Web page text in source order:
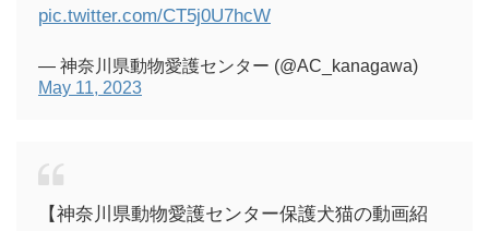
pic.twitter.com/CT5j0U7hcW
— 神奈川県動物愛護センター (@AC_kanagawa)
May 11, 2023
【神奈川県動物愛護センター保護犬猫の動画紹